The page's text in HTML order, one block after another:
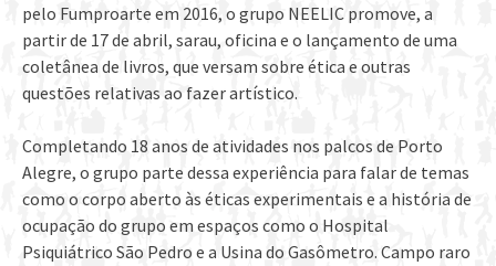
pelo Fumproarte em 2016, o grupo NEELIC promove, a
partir de 17 de abril, sarau, oficina e o lançamento de uma
coletânea de livros, que versam sobre ética e outras
questões relativas ao fazer artístico.
Completando 18 anos de atividades nos palcos de Porto
Alegre, o grupo parte dessa experiência para falar de temas
como o corpo aberto às éticas experimentais e a história de
ocupação do grupo em espaços como o Hospital
Psiquiátrico São Pedro e a Usina do Gasômetro. Campo raro